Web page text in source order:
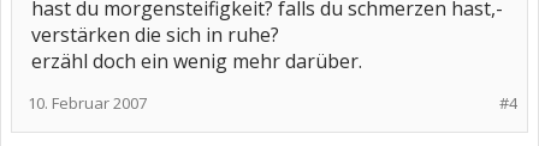
hast du morgensteifigkeit? falls du schmerzen hast,-
verstärken die sich in ruhe?
erzähl doch ein wenig mehr darüber.
#4
10. Februar 2007